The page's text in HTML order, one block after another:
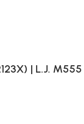
| L.J. M555